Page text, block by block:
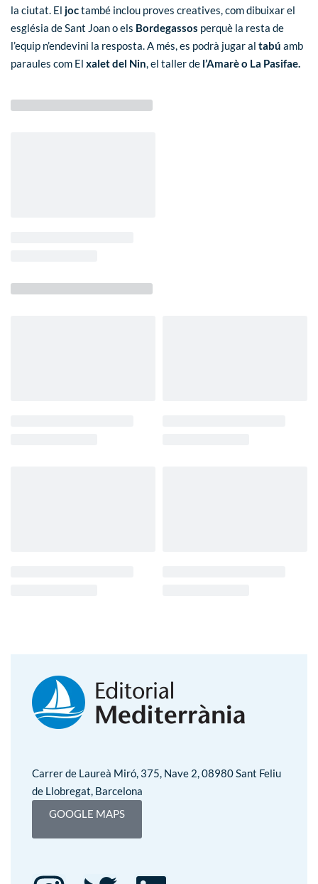
la ciutat. El joctambé inclou proves creatives, com dibuixar el
església de Sant Joano els Bordegassos perquè la resta de
l’equip n’endevini la resposta. A més, es podrà jugar al tabú amb
paraules com El xalet del Nin, el taller de l’Amarè o La Pasifae.
Carrer de Laureà Miró, 375, Nave 2, 08980 Sant Feliu
de Llobregat, Barcelona
GOOGLE MAPS